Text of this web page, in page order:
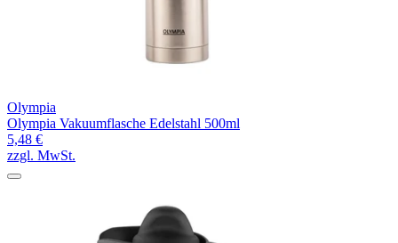
Olympia
Olympia Vakuumflasche Edelstahl 500ml
5,48 €
zzgl. MwSt.